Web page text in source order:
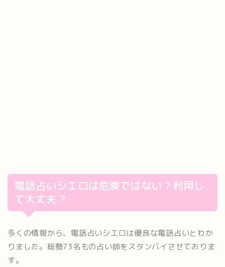
電話占いシエロは危険ではない？利用し
て大丈夫？
多くの情報から、電話占いシエロは優良な電話占いとわか
りました。総勢73名もの占い師をスタンバイさせておりま
す。